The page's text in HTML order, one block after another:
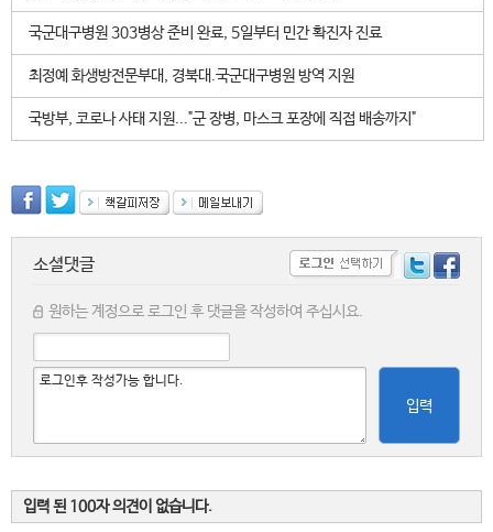
국군대구병원 303병상 준비 완료, 5일부터 민간 확진자 진료
최정예 화생방전문부대, 경북대.국군대구병원 방역 지원
국방부, 코로나 사태 지원..."군 장병, 마스크 포장에 직접 배송까지"
소셜댓글
원하는 계정으로 로그인 후 댓글을 작성하여 주십시요.
입력
입력 된 100자 의견이 없습니다.